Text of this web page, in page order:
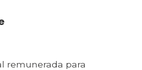
remunerada para